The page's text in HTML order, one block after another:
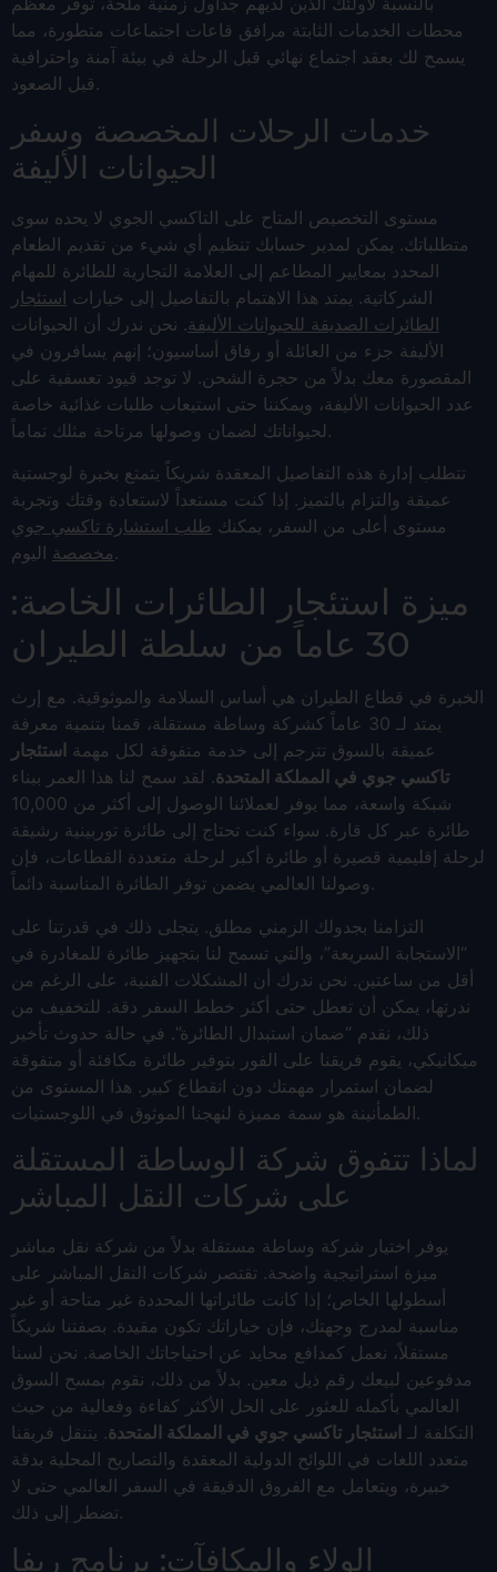
محطات الخدمات الثابتة مرافق قاعات اجتماعات متطورة، مما
يسمح لك بعقد اجتماع نهائي قبل الرحلة في بيئة آمنة واحترافية
قبل الصعود.
خدمات الرحلات المخصصة وسفر
الحيوانات الأليفة
مستوى التخصيص المتاح على التاكسي الجوي لا يحده سوى
متطلباتك. يمكن لمدير حسابك تنظيم أي شيء من تقديم الطعام
المحدد بمعايير المطاعم إلى العلامة التجارية للطائرة للمهام
الشركاتية. يمتد هذا الاهتمام بالتفاصيل إلى خيارات استئجار
الطائرات الصديقة للحيوانات الأليفة. نحن ندرك أن الحيوانات
الأليفة جزء من العائلة أو رفاق أساسيون؛ إنهم يسافرون في
المقصورة معك بدلاً من حجرة الشحن. لا توجد قيود تعسفية على
عدد الحيوانات الأليفة، ويمكننا حتى استيعاب طلبات غذائية خاصة
لحيواناتك لضمان وصولها مرتاحة مثلك تماماً.
تتطلب إدارة هذه التفاصيل المعقدة شريكاً يتمتع بخبرة لوجستية
عميقة والتزام بالتميز. إذا كنت مستعداً لاستعادة وقتك وتجربة
مستوى أعلى من السفر، يمكنك طلب استشارة تاكسي جوي
مخصصة اليوم.
ميزة استئجار الطائرات الخاصة:
30 عاماً من سلطة الطيران
الخبرة في قطاع الطيران هي أساس السلامة والموثوقية. مع إرث
يمتد لـ 30 عاماً كشركة وساطة مستقلة، قمنا بتنمية معرفة
عميقة بالسوق تترجم إلى خدمة متفوقة لكل مهمة استئجار
تاكسي جوي في المملكة المتحدة. لقد سمح لنا هذا العمر ببناء
شبكة واسعة، مما يوفر لعملائنا الوصول إلى أكثر من 10,000
طائرة عبر كل قارة. سواء كنت تحتاج إلى طائرة توربينية رشيقة
لرحلة إقليمية قصيرة أو طائرة أكبر لرحلة متعددة القطاعات، فإن
وصولنا العالمي يضمن توفر الطائرة المناسبة دائماً.
التزامنا بجدولك الزمني مطلق. يتجلى ذلك في قدرتنا على
“الاستجابة السريعة”، والتي تسمح لنا بتجهيز طائرة للمغادرة في
أقل من ساعتين. نحن ندرك أن المشكلات الفنية، على الرغم من
ندرتها، يمكن أن تعطل حتى أكثر خطط السفر دقة. للتخفيف من
ذلك، نقدم “ضمان استبدال الطائرة”. في حالة حدوث تأخير
ميكانيكي، يقوم فريقنا على الفور بتوفير طائرة مكافئة أو متفوقة
لضمان استمرار مهمتك دون انقطاع كبير. هذا المستوى من
الطمأنينة هو سمة مميزة لنهجنا الموثوق في اللوجستيات.
لماذا تتفوق شركة الوساطة المستقلة
على شركات النقل المباشر
يوفر اختيار شركة وساطة مستقلة بدلاً من شركة نقل مباشر
ميزة استراتيجية واضحة. تقتصر شركات النقل المباشر على
أسطولها الخاص؛ إذا كانت طائراتها المحددة غير متاحة أو غير
مناسبة لمدرج وجهتك، فإن خياراتك تكون مقيدة. بصفتنا شريكاً
مستقلاً، نعمل كمدافع محايد عن احتياجاتك الخاصة. نحن لسنا
مدفوعين لبيعك رقم ذيل معين. بدلاً من ذلك، نقوم بمسح السوق
العالمي بأكمله للعثور على الحل الأكثر كفاءة وفعالية من حيث
التكلفة لـ استئجار تاكسي جوي في المملكة المتحدة. يتنقل فريقنا
متعدد اللغات في اللوائح الدولية المعقدة والتصاريح المحلية بدقة
خبيرة، ويتعامل مع الفروق الدقيقة في السفر العالمي حتى لا
تضطر إلى ذلك.
الولاء والمكافآت: برنامج ريفا